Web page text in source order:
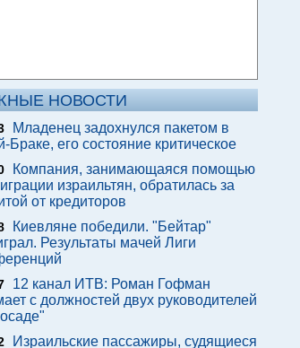
НОВОСТИ
Младенец задохнулся пакетом в
Браке, его состояние критическое
Компания, занимающаяся помощью
израильтян, обратилась за
от кредиторов
Киевляне победили. "Бейтар"
Результаты мачей Лиги
12 канал ИТВ: Роман Гофман
с должностей двух руководителей
Израильские пассажиры, судящиеся